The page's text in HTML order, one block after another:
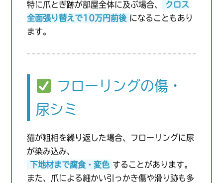
特に爪とぎ跡が部屋全体に及ぶ場合、
クロス
全面張り替えで10万円前後 になることもあり
ます。
フローリングの傷・
尿シミ
猫が粗相を繰り返した場合、フローリングに尿
が染み込み、
下地材まで腐食・変色 することがあります。
また、爪による細かい引っかき傷や滑り跡も多